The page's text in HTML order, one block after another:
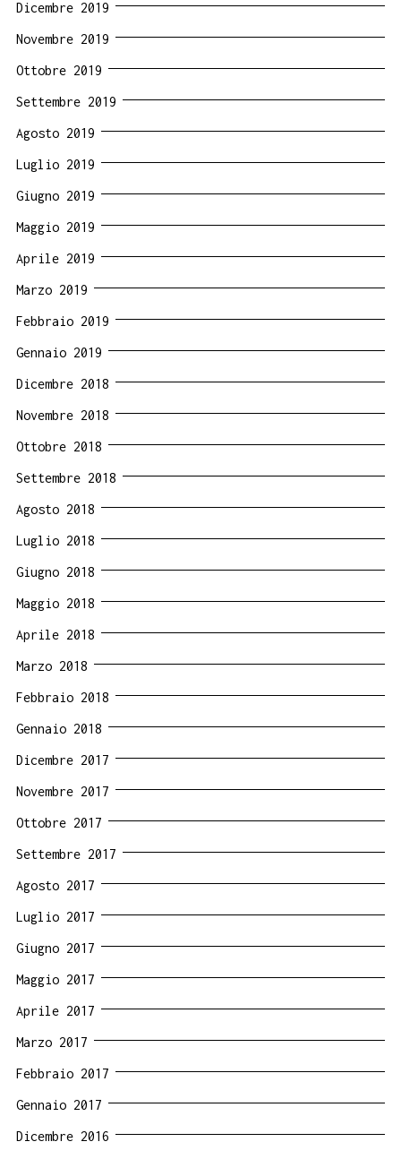
Dicembre 2019
Novembre 2019
Ottobre 2019
Settembre 2019
Agosto 2019
Luglio 2019
Giugno 2019
Maggio 2019
Aprile 2019
Marzo 2019
Febbraio 2019
Gennaio 2019
Dicembre 2018
Novembre 2018
Ottobre 2018
Settembre 2018
Agosto 2018
Luglio 2018
Giugno 2018
Maggio 2018
Aprile 2018
Marzo 2018
Febbraio 2018
Gennaio 2018
Dicembre 2017
Novembre 2017
Ottobre 2017
Settembre 2017
Agosto 2017
Luglio 2017
Giugno 2017
Maggio 2017
Aprile 2017
Marzo 2017
Febbraio 2017
Gennaio 2017
Dicembre 2016